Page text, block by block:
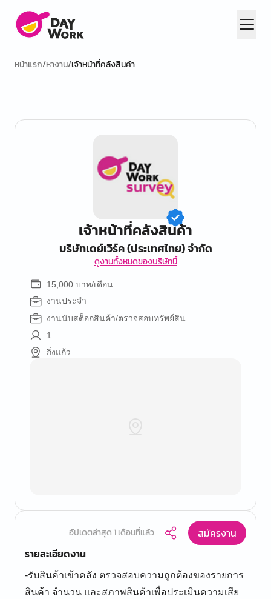
หน้าแรก/หางาน/เจ้าหน้าที่คลังสินค้า
เจ้าหน้าที่คลังสินค้า
บริษัทเดย์เวิร์ค (ประเทศไทย) จำกัด
ดูงานทั้งหมดของบริษัทนี้
15,000 บาท/เดือน
งานประจำ
งานนับสต็อกสินค้า/ตรวจสอบทรัพย์สิน
1
กิ่งแก้ว
อัปเดตล่าสุด 1 เดือนที่แล้ว
สมัครงาน
รายละเอียดงาน
-รับสินค้าเข้าคลัง ตรวจสอบความถูกต้องของรายการ
สินค้า จำนวน และสภาพสินค้าเพื่อประเมินความเสีย